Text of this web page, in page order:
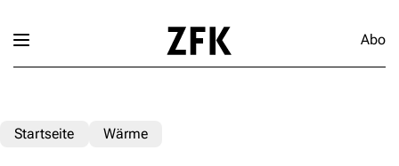
Abo
Startseite Wärme